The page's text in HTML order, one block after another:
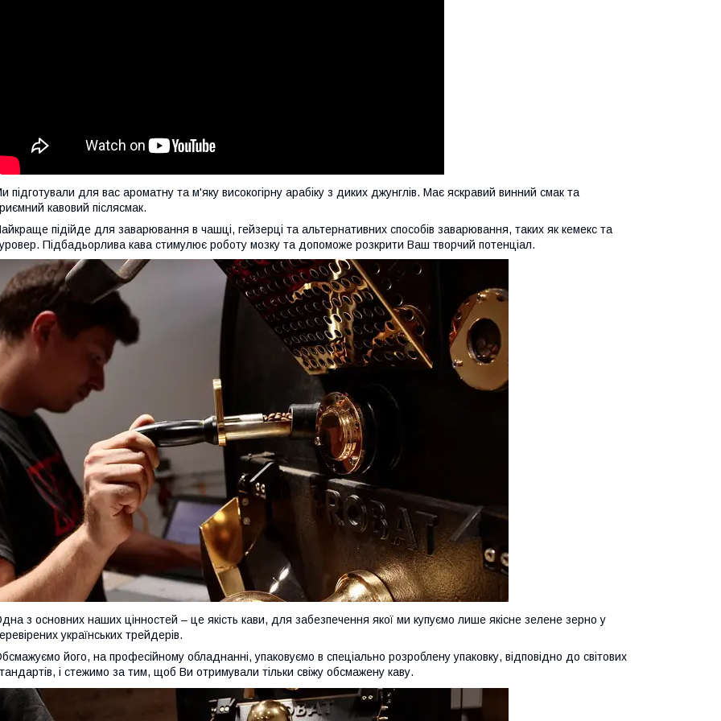
підготували для вас ароматну та м'яку високогірну арабіку з диких джунглів. Має яскравий винний смак та
кавовий післясмак.
підійде для заварювання в чашці, гейзерці та альтернативних способів заварювання, таких як кемекс та
Підбадьорлива кава стимулює роботу мозку та допоможе розкрити Ваш творчий потенціал.
з основних наших цінностей – це якість кави, для забезпечення якої ми купуємо лише якісне зелене зерно у
українських трейдерів.
його, на професійному обладнанні, упаковуємо в спеціально розроблену упаковку, відповідно до світових
і стежимо за тим, щоб Ви отримували тільки свіжу обсмажену каву.